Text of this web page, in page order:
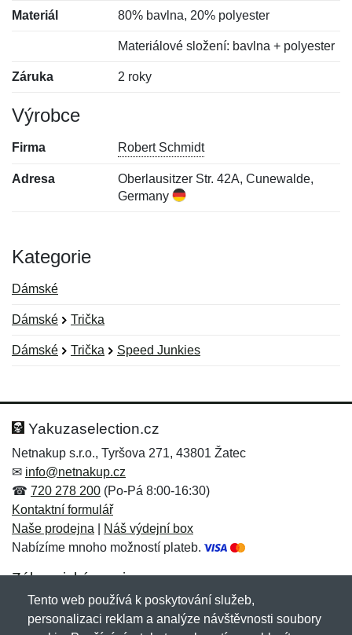
Materiál 80% bavlna, 20% polyester
Materiálové složení: bavlna + polyester
Záruka 2 roky
Výrobce
Firma Robert Schmidt
Adresa
Oberlausitzer Str. 42A, Cunewalde,
Germany
Kategorie
Dámské
Dámské Trička
Dámské Trička Speed Junkies
Hodnocení:
Jméno: *
Jméno:
E-mail:*
Yakuzaselection.cz
Netnakup s.r.o., Tyršova 271, 43801 Žatec
✉ info@netnakup.cz
☎ 720 278 200 (Po-Pá 8:00-16:30)
Kontaktní formulář
Naše prodejna
Náš výdejní box
Nabízíme mnoho možností plateb.
Zákaznický servis
Novinky emailem
Tento web používá k poskytování služeb,
personalizaci reklam a analýze návštěvnosti soubory